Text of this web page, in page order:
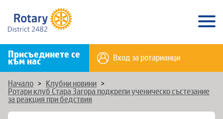
Присъединете се
към нас Вход за ротарианци
Начало > Клубни новини >
Ротари клуб Стара Загора подкрепи ученическо състезание
за реакция при бедствия